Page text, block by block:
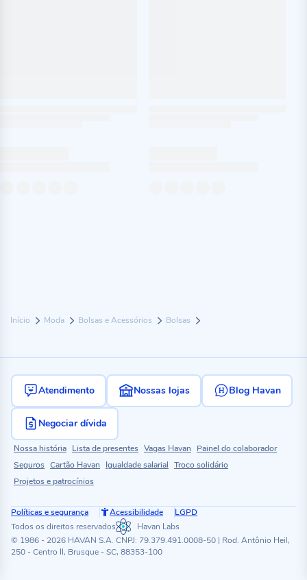
Início Moda Bolsas e Acessórios Bolsas
Atendimento Nossas lojas Blog Havan
Negociar dívida
Nossa história Lista de presentes Vagas Havan
Painel do colaborador
Seguros Cartão Havan Igualdade salarial Troco solidário
Projetos e patrocínios
Políticas e segurança Acessibilidade
LGPD
Todos os direitos reservados
Havan Labs
© 1986 - 2026 HAVAN S.A. CNPJ: 79.379.491.0008-50 | Rod. Antônio Heil,
250 - Centro II, Brusque - SC, 88353-100